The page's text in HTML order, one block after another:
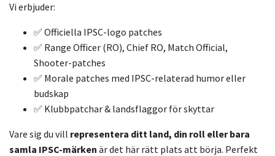
Vi erbjuder:
✅ Officiella IPSC-logo patches
✅ Range Officer (RO), Chief RO, Match Official,
Shooter-patches
✅ Morale patches med IPSC-relaterad humor eller
budskap
✅ Klubbpatchar & landsflaggor för skyttar
Vare sig du vill representera ditt land, din roll eller bara
samla IPSC-märken är det här rätt plats att börja. Perfekt